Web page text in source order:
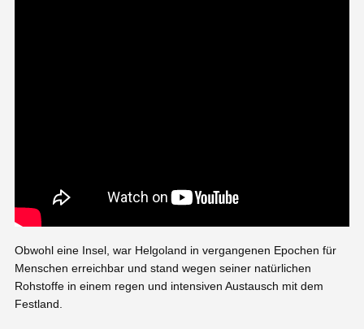
Obwohl eine Insel, war Helgoland in vergangenen Epochen für
Menschen erreichbar und stand wegen seiner natürlichen
Rohstoffe in einem regen und intensiven Austausch mit dem
Festland.